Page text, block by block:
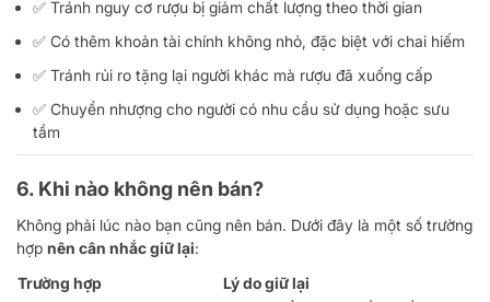
✅ Tránh nguy cơ rượu bị giảm chất lượng theo thời gian
✅ Có thêm khoản tài chính không nhỏ, đặc biệt với chai hiếm
✅ Tránh rủi ro tặng lại người khác mà rượu đã xuống cấp
✅ Chuyển nhượng cho người có nhu cầu sử dụng hoặc sưu
tầm
6. Khi nào không nên bán?
Không phải lúc nào bạn cũng nên bán. Dưới đây là một số trường
hợp nên cân nhắc giữ lại:
Trường hợp
Lý do giữ lại